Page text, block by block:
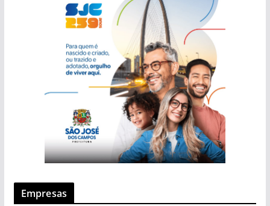
Empresas